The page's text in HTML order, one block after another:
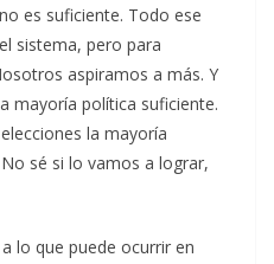
es suficiente. Todo ese
sistema, pero para
aspiramos a más. Y
mayoría política suficiente.
la mayoría
sé si lo vamos a lograr,
lo que puede ocurrir en